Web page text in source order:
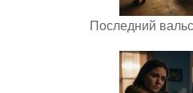
Последний